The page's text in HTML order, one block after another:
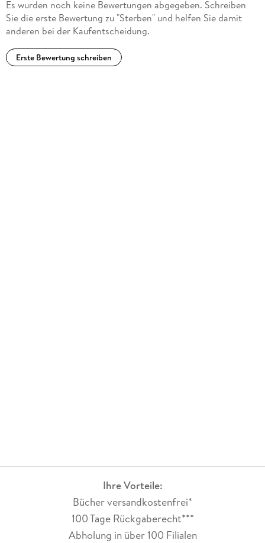
Es wurden noch keine Bewertungen abgegeben. Schreiben
Sie die erste Bewertung zu "Sterben" und helfen Sie damit
anderen bei der Kaufentscheidung.
Erste Bewertung schreiben
Ihre Vorteile:
Bücher versandkostenfrei*
100 Tage Rückgaberecht***
Abholung in über 100 Filialen